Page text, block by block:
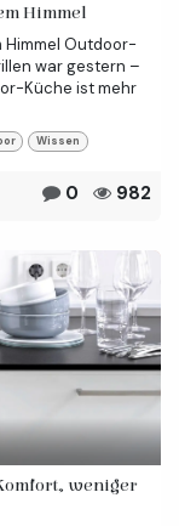
Himmel
Outdoor-
war gestern –
Küche ist mehr
Wissen
0 982
weniger